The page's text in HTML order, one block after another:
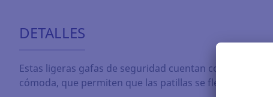
DETALLES
Estas ligeras gafas de seguridad cuentan con un
cómoda, que permiten que las patillas se flexionen y